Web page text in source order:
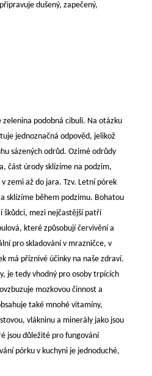
dušený, zapečený,
zelenina podobná cibuli. Na otázku
jednoznačná odpověd, jelikož
sázených odrůd. Ozimé odrůdy
část úrody sklízíme na podzim,
zemi až do jara. Tzv. Letní pórek
sklízíme během podzimu. Bohatou
škůdci, mezi nejčastější patří
které způsobují červivění a
pro skladování v mrazničce, v
má příznivé účinky na naše zdraví.
je tedy vhodný pro osoby trpících
mozkovou činnost a
také mnohé vitamíny,
vlákninu a minerály jako jsou
jsou důležité pro fungování
pórku v kuchyni je jednoduché,